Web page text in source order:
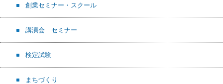
創業セミナー・スクール
講演会 セミナー
検定試験
まちづくり